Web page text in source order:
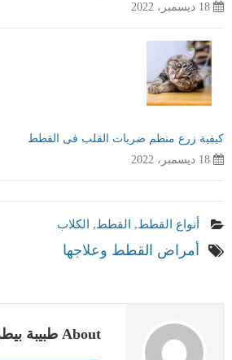
18 ديسمبر، 2022
كيفية زرع منظم ضربات القلب فى القطط
18 ديسمبر، 2022
أنواع القطط, القطط, الكلاب
أمراض القطط وعلاجها
About طبيبة بيطرية